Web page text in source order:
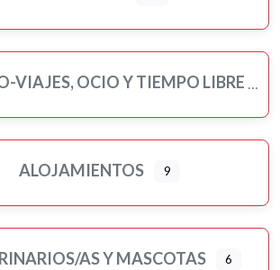
VIAJES, OCIO Y TIEMPO LIBRE
ALOJAMIENTOS 9
AS Y MASCOTAS 6